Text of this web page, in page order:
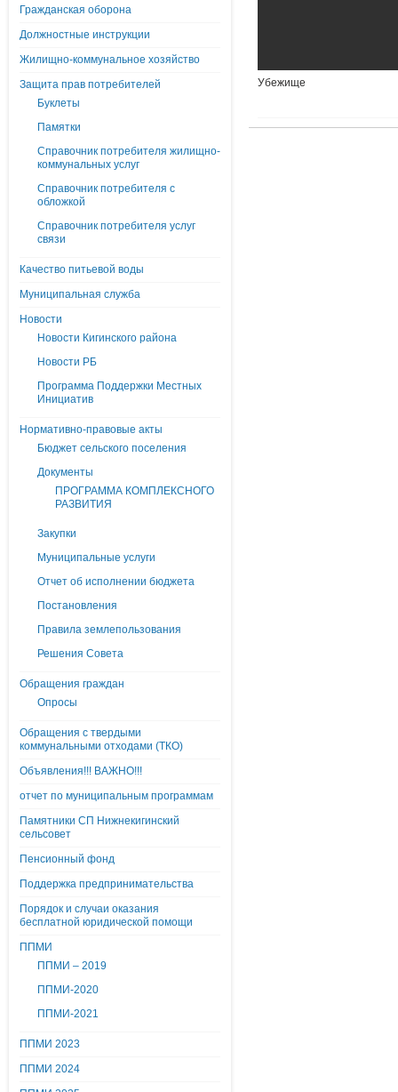
Гражданская оборона
Должностные инструкции
Жилищно-коммунальное хозяйство
Защита прав потребителей
Буклеты
Памятки
Справочник потребителя жилищно-
коммунальных услуг
Справочник потребителя с
обложкой
Справочник потребителя услуг
связи
Качество питьевой воды
Муниципальная служба
Новости
Новости Кигинского района
Новости РБ
Программа Поддержки Местных
Инициатив
Нормативно-правовые акты
Бюджет сельского поселения
Документы
ПРОГРАММА КОМПЛЕКСНОГО
РАЗВИТИЯ
Закупки
Муниципальные услуги
Отчет об исполнении бюджета
Постановления
Правила землепользования
Решения Совета
Обращения граждан
Опросы
Обращения с твердыми
коммунальными отходами (ТКО)
Объявления!!! ВАЖНО!!!
отчет по муниципальным программам
Памятники СП Нижнекигинский
сельсовет
Пенсионный фонд
Поддержка предпринимательства
Порядок и случаи оказания
бесплатной юридической помощи
ППМИ
ППМИ – 2019
ППМИ-2020
ППМИ-2021
ППМИ 2023
ППМИ 2024
Убежище